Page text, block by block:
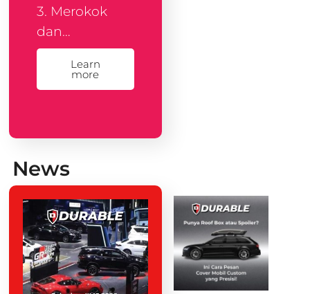
3. Merokok
dan…
Learn
more
News